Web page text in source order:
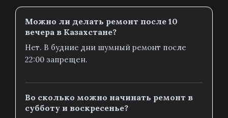
Можно ли делать ремонт после 10
вечера в Казахстане?
Нет. В будние дни шумный ремонт после
22:00 запрещен.
Во сколько можно начинать ремонт в
субботу и воскресенье?